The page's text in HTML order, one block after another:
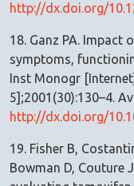
http://dx.doi.org/
18. Ganz PA.
symptoms,
Inst Monogr
5];2001(30):130–4.
http://dx.doi.org/
19. Fisher B,
Bowman D, Couture